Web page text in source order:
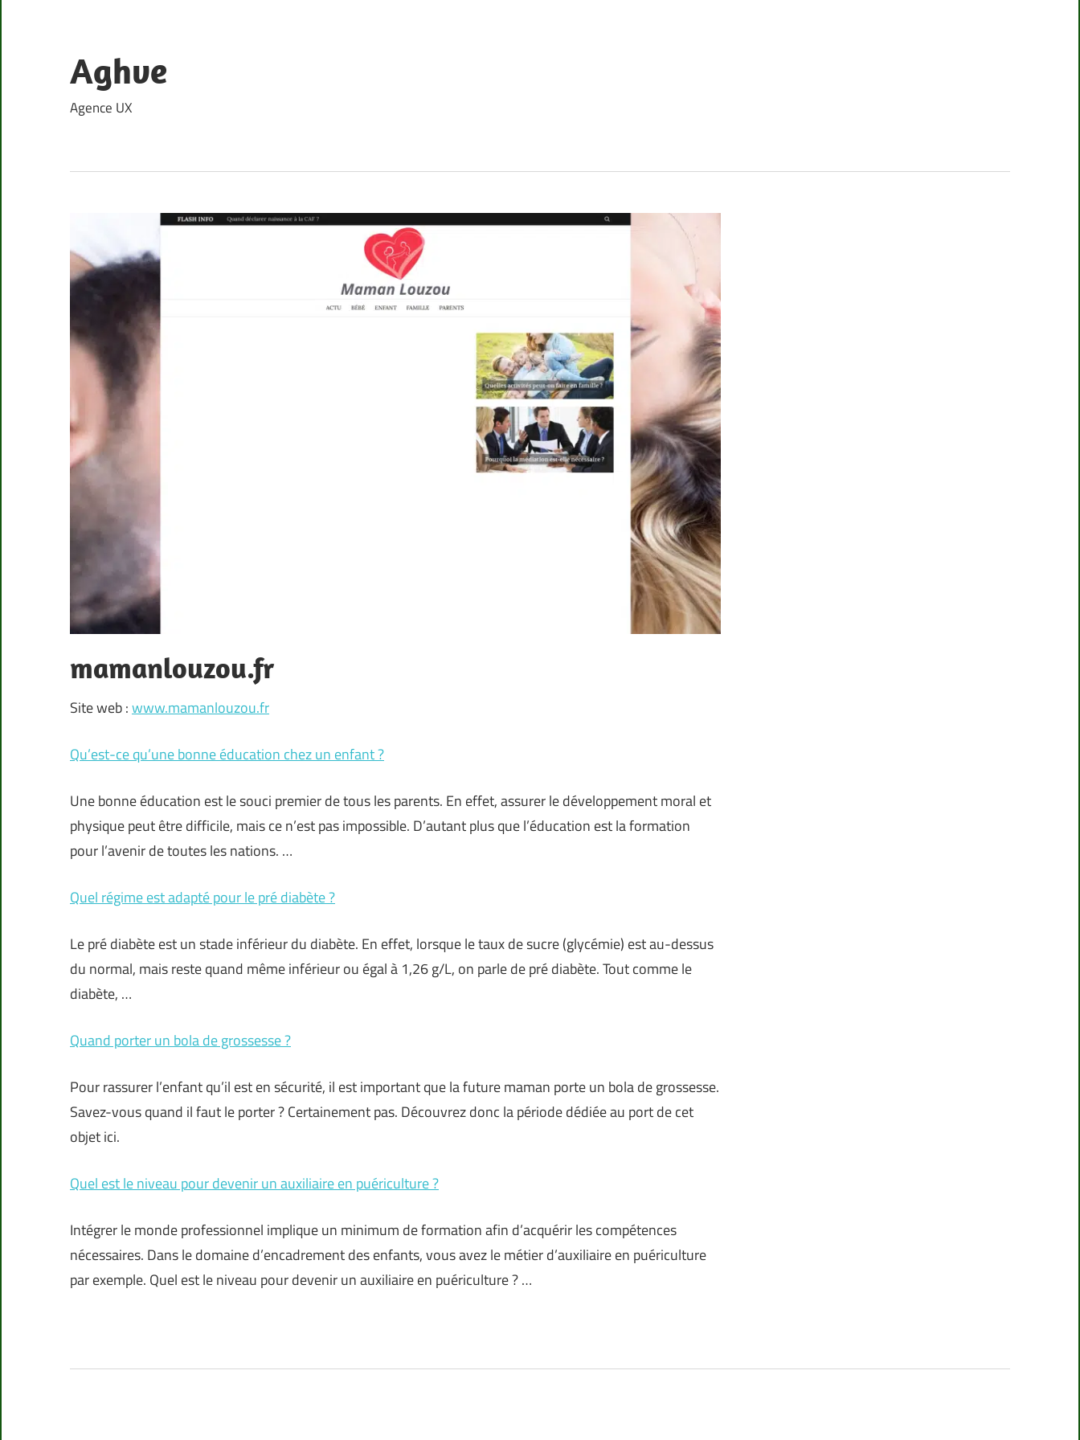
content
Aghve
Agence UX
mamanlouzou.fr
Site web :www.mamanlouzou.fr
Qu’est-ce qu’une bonne éducation chez un enfant ?
Une bonne éducation est le souci premier de tous les parents. En effet, assurer le développement moral et
physique peut être difficile, mais ce n’est pas impossible. D’autant plus que l’éducation est la formation
pour l’avenir de toutes les nations. …
Quel régime est adapté pour le pré diabète ?
Le pré diabète est un stade inférieur du diabète. En effet, lorsque le taux de sucre (glycémie) est au-dessus
du normal, mais reste quand même inférieur ou égal à 1,26 g/L, on parle de pré diabète. Tout comme le
diabète, …
Quand porter un bola de grossesse ?
Pour rassurer l’enfant qu’il est en sécurité, il est important que la future maman porte un bola de grossesse.
Savez-vous quand il faut le porter ? Certainement pas. Découvrez donc la période dédiée au port de cet
objet ici.
Quel est le niveau pour devenir un auxiliaire en puériculture ?
Intégrer le monde professionnel implique un minimum de formation afin d’acquérir les compétences
nécessaires. Dans le domaine d’encadrement des enfants, vous avez le métier d’auxiliaire en puériculture
par exemple. Quel est le niveau pour devenir un auxiliaire en puériculture ? …